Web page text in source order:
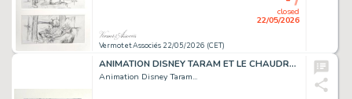
Vermot et Associés 22/05/2026 (CET)
closed
22/05/2026
ANIMATION DISNEY TARAM ET LE CHAUDRON MAGIQUE (The...
Animation Disney Taram...